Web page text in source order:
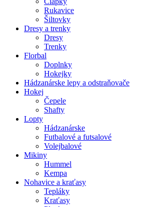
Rukavice
Šiltovky
Dresy a trenky
Dresy
Trenky
Florbal
Doplnky
Hokejky
Hádzanárske lepy a odstraňovače
Hokej
Čepele
Shafty
Lopty
Hádzanárske
Futbalové a futsalové
Volejbalové
Mikiny
Hummel
Kempa
Nohavice a kraťasy
Tepláky
Kraťasy